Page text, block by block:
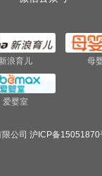
新浪育儿 母
爱婴室
公司 沪ICP备15051870